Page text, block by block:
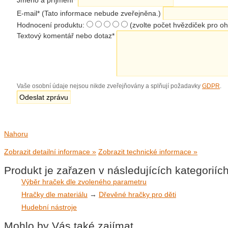
E-mail* (Tato informace nebude zveřejněna.)
Hodnocení produktu:
(zvolte počet hvězdiček pro
Textový komentář nebo dotaz*
Vaše osobní údaje nejsou nikde zveřejňovány a splňují požadavky GDPR.
Nahoru
Zobrazit detailní informace » Zobrazit technické informace »
Produkt je zařazen v následujících kategoriích
Výběr hraček dle zvoleného parametru
Hračky dle materiálu → Dřevěné hračky pro děti
Hudební nástroje